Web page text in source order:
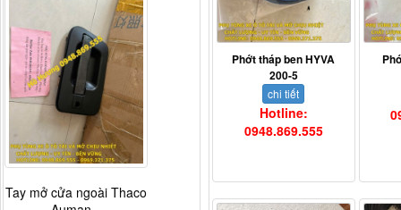
Phớt tháp ben HYVA
200-5
chi tiết
Hotline:
0948.869.555
Tay mở cửa ngoài Thaco